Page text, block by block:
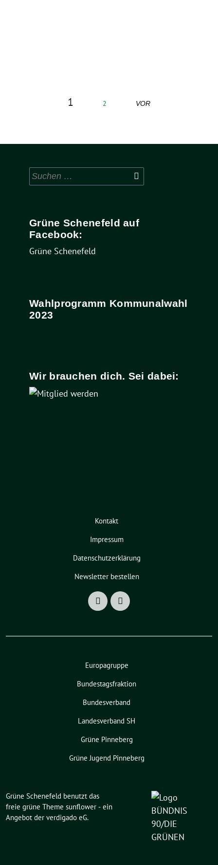
1 2 VOR
Suchen
nach:
Grüne Schenefeld auf
Facebook:
Grüne Schenefeld
Wahlprogramm Kommunalwahl
2023
Wir brauchen dich. Sei dabei:
Kontakt
Impressum
Datenschutzerklärung
Newsletter bestellen
Europagruppe
Bundestagsfraktion
Bundesverband
Landesverband SH
Grüne Pinneberg
Grüne Jugend Pinneberg
Grüne Schenefeld benutzt das
freie grüne Theme sunflower ‐ ein
Angebot der verdigado eG.